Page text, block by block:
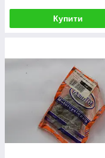
Купити